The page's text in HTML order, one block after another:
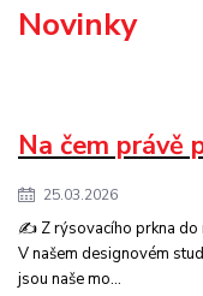
Novinky
Na čem právě
25.03.2026
✍️ Z rýsovacího prkna do
V našem designovém
jsou naše mo...